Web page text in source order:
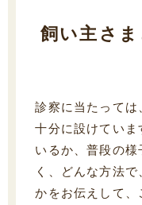
飼い主さ
診察に当たって
十分に設けてい
いるか、普段の
く、どんな方法
かをお伝えして